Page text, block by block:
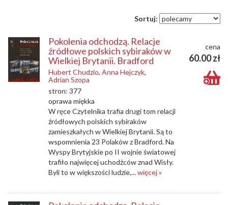
Sortuj:
Pokolenia odchodzą. Relacje
źródłowe polskich sybiraków w
Wielkiej Brytanii. Bradford
Hubert Chudzio, Anna Hejczyk,
Adrian Szopa
stron: 377
oprawa miękka
W ręce Czytelnika trafia drugi tom relacji
źródłowych polskich sybiraków
zamieszkałych w Wielkiej Brytanii. Są to
wspomnienia 23 Polaków z Bradford. Na
Wyspy Brytyjskie po II wojnie światowej
trafiło najwięcej uchodźców znad Wisły.
Byli to w większości ludzie,...więcej »
cena
60.00 zł